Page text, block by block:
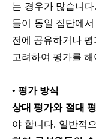
는 경우가 많습니
들이 동일 집단에
전에 공유하거나
고려하여 평가를
• 평가 방식
상대 평가와 절대
야 합니다. 일반적